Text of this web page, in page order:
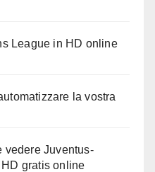
League in HD online
la vostra
vedere Juventus-
gratis online